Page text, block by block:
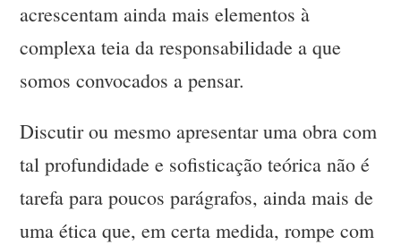
acrescentam ainda mais elementos à
complexa teia da responsabilidade a que
somos convocados a pensar.
Discutir ou mesmo apresentar uma obra com
tal profundidade e sofisticação teórica não é
tarefa para poucos parágrafos, ainda mais de
uma ética que, em certa medida, rompe com